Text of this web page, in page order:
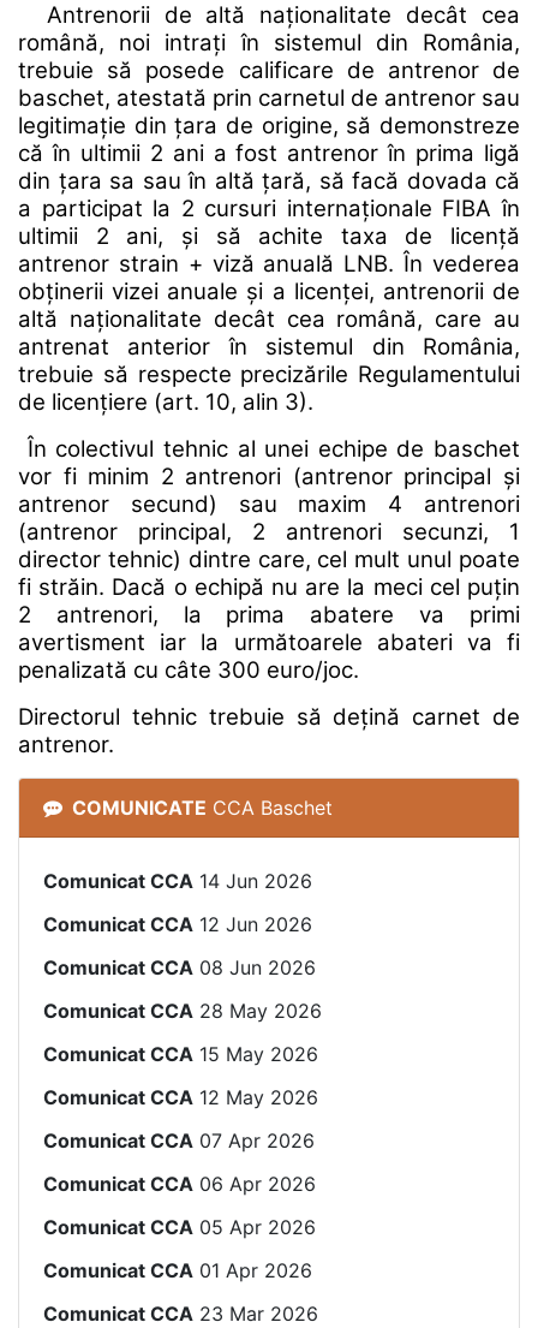
Antrenorii de altă naționalitate decât cea
română, noi intrați în sistemul din România,
trebuie să posede calificare de antrenor de
baschet, atestată prin carnetul de antrenor sau
legitimație din țara de origine, să demonstreze
că în ultimii 2 ani a fost antrenor în prima ligă
din țara sa sau în altă țară, să facă dovada că
a participat la 2 cursuri internaționale FIBA în
ultimii 2 ani, și să achite taxa de licență
antrenor strain + viză anuală LNB. În vederea
obținerii vizei anuale și a licenței, antrenorii de
altă naționalitate decât cea română, care au
antrenat anterior în sistemul din România,
trebuie să respecte precizările Regulamentului
de licențiere (art. 10, alin 3).
În colectivul tehnic al unei echipe de baschet
vor fi minim 2 antrenori (antrenor principal și
antrenor secund) sau maxim 4 antrenori
(antrenor principal, 2 antrenori secunzi, 1
director tehnic) dintre care, cel mult unul poate
fi străin. Dacă o echipă nu are la meci cel puțin
2 antrenori, la prima abatere va primi
avertisment iar la următoarele abateri va fi
penalizată cu câte 300 euro/joc.
Directorul tehnic trebuie să dețină carnet de
antrenor.
COMUNICATE CCA Baschet
Comunicat CCA 14 Jun 2026
Comunicat CCA 12 Jun 2026
Comunicat CCA 08 Jun 2026
Comunicat CCA 28 May 2026
Comunicat CCA 15 May 2026
Comunicat CCA 12 May 2026
Comunicat CCA 07 Apr 2026
Comunicat CCA 06 Apr 2026
Comunicat CCA 05 Apr 2026
Comunicat CCA 01 Apr 2026
Comunicat CCA 23 Mar 2026